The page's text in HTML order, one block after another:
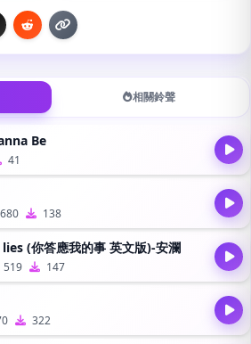
相關鈴聲
Be
41
680 138
(你答應我的事 英文版)-安瀾
519 147
322